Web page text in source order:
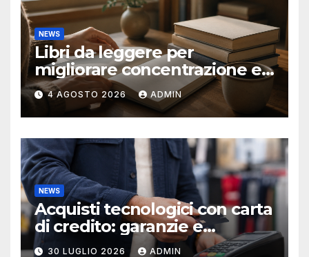
NEWS
Libri da leggere per
migliorare concentrazione e
produttività
4 AGOSTO 2026 ADMIN
NEWS
Acquisti tecnologici con carta
di credito: garanzie e
protezioni
30 LUGLIO 2026 ADMIN